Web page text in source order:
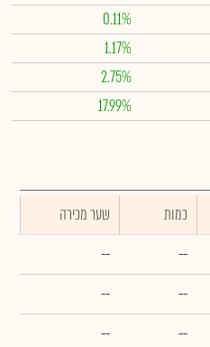
0.11%
1.17%
2.75%
17.99%
כמות
שער מכירה
--
--
--
--
--
--